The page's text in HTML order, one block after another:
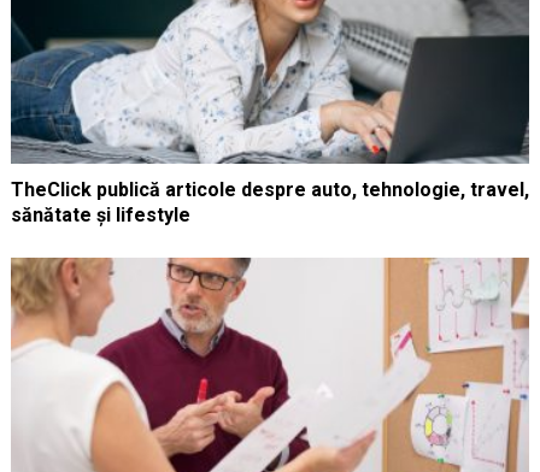
TheClick publică articole despre auto, tehnologie, travel,
sănătate și lifestyle